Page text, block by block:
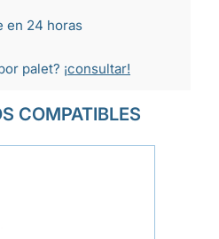
en 24 horas
palet? ¡consultar!
COMPATIBLES